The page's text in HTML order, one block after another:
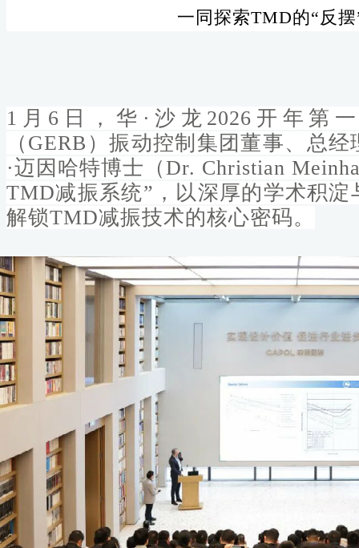
一同探索TMD的“反
1月6日，华·沙龙2026开年第
（GERB）振动控制集团董事、总
·迈因哈特博士（Dr. Christian
TMD减振系统”，以深厚的学术积
解锁TMD减振技术的核心密码。